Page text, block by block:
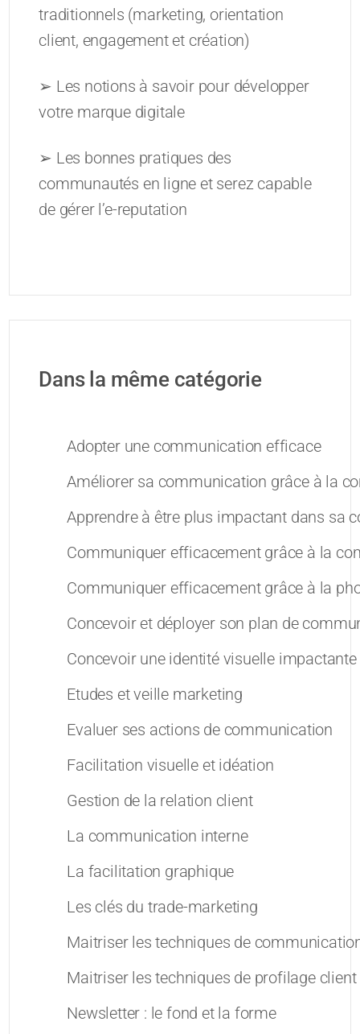
traditionnels (marketing, orientation
client, engagement et création)
➢ Les notions à savoir pour développer
votre marque digitale
➢ Les bonnes pratiques des
communautés en ligne et serez capable
de gérer l’e-reputation
Dans la même catégorie
Adopter une communication efficace
Améliorer sa communication grâce à la
Apprendre à être plus impactant dans sa
Communiquer efficacement grâce à la
Communiquer efficacement grâce à la
Concevoir et déployer son plan de
Concevoir une identité visuelle impactante
Etudes et veille marketing
Evaluer ses actions de communication
Facilitation visuelle et idéation
Gestion de la relation client
La communication interne
La facilitation graphique
Les clés du trade-marketing
Maitriser les techniques de
Maitriser les techniques de profilage client
Newsletter : le fond et la forme